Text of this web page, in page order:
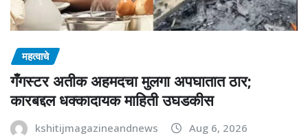
महत्वाचे
गँगस्टर अतीक अहमदचा मुलगा अपघातात ठार;
कारबद्दल धक्कादायक माहिती उघडकीस
kshitijmagazineandnews Aug 6, 2026